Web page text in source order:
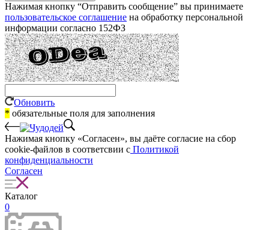
Нажимая кнопку “Отправить сообщение” вы принимаете
пользовательское соглашение на обработку персональной
информации согласно 152ФЗ
Обновить
* обязательные поля для заполнения
Нажимая кнопку «Согласен», вы даёте cогласие на сбор
cookie-файлов в соответсвии с Политикой
конфиденциальности
Согласен
Каталог
0